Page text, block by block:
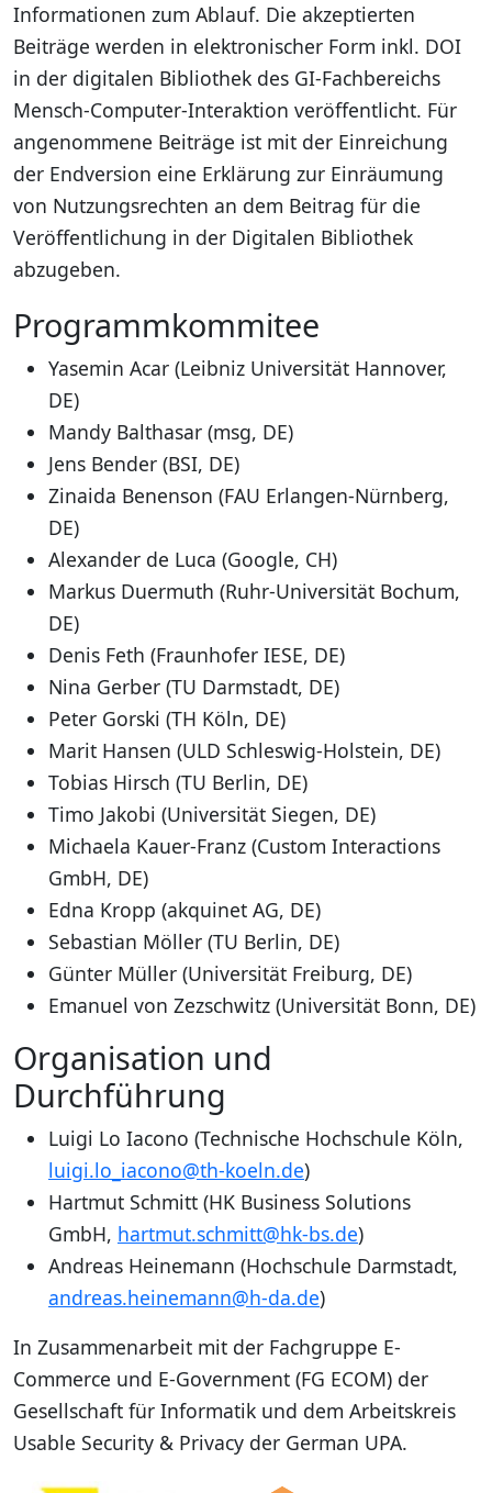
Informationen zum Ablauf. Die akzeptierten
Beiträge werden in elektronischer Form inkl. DOI
in der digitalen Bibliothek des GI-Fachbereichs
Mensch-Computer-Interaktion veröffentlicht. Für
angenommene Beiträge ist mit der Einreichung
der Endversion eine Erklärung zur Einräumung
von Nutzungsrechten an dem Beitrag für die
Veröffentlichung in der Digitalen Bibliothek
abzugeben.
Programmkommitee
Yasemin Acar (Leibniz Universität Hannover,
DE)
Mandy Balthasar (msg, DE)
Jens Bender (BSI, DE)
Zinaida Benenson (FAU Erlangen-Nürnberg,
DE)
Alexander de Luca (Google, CH)
Markus Duermuth (Ruhr-Universität Bochum,
DE)
Denis Feth (Fraunhofer IESE, DE)
Nina Gerber (TU Darmstadt, DE)
Peter Gorski (TH Köln, DE)
Marit Hansen (ULD Schleswig-Holstein, DE)
Tobias Hirsch (TU Berlin, DE)
Timo Jakobi (Universität Siegen, DE)
Michaela Kauer-Franz (Custom Interactions
GmbH, DE)
Edna Kropp (akquinet AG, DE)
Sebastian Möller (TU Berlin, DE)
Günter Müller (Universität Freiburg, DE)
Emanuel von Zezschwitz (Universität Bonn, DE)
Organisation und
Durchführung
Luigi Lo Iacono (Technische Hochschule Köln,
luigi.lo_iacono@th-koeln.de)
Hartmut Schmitt (HK Business Solutions
GmbH, hartmut.schmitt@hk-bs.de)
Andreas Heinemann (Hochschule Darmstadt,
andreas.heinemann@h-da.de)
In Zusammenarbeit mit der Fachgruppe E-
Commerce und E-Government (FG ECOM) der
Gesellschaft für Informatik und dem Arbeitskreis
Usable Security & Privacy der German UPA.